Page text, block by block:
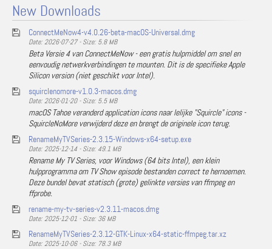
New Downloads
ConnectMeNow4-v4.0.26-beta-macOS-Universal.dmg
Date: 2026-07-27 - Size: 5.8 MB
Beta Versie 4 van ConnectMeNow - een gratis hulpmiddel om snel en
eenvoudig netwerkverbindingen te mounten. Dit is de specifieke Apple
Silicon version (niet geschikt voor Intel).
squirclenomore-v1.0.3-macos.dmg
Date: 2026-01-20 - Size: 5.5 MB
macOS Tahoe veranderd application icons naar lelijke "Squircle" icons -
SquircleNoMore verwijderd deze en brengt de originele icon terug.
RenameMyTVSeries-2.3.15-Windows-x64-setup.exe
Date: 2025-12-14 - Size: 49.1 MB
Rename My TV Series, voor Windows (64 bits Intel), een klein
hulpprogramma om TV Show episode bestanden correct te hernoemen.
Deze bundel bevat statisch (grote) gelinkte versies van ffmpeg en
ffprobe.
rename-my-tv-series-v2.3.11-macos.dmg
Date: 2025-12-01 - Size: 36 MB
RenameMyTVSeries-2.3.12-GTK-Linux-x64-static-ffmpeg.tar.xz
Date: 2025-10-06 - Size: 78.3 MB